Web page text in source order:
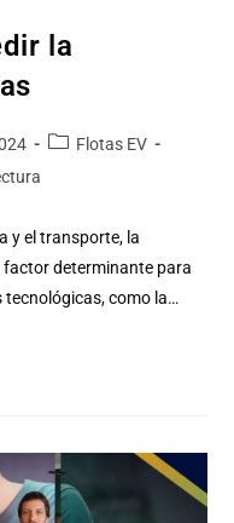
la
Flotas EV
y el transporte, la
factor determinante para
tecnológicas, como la…